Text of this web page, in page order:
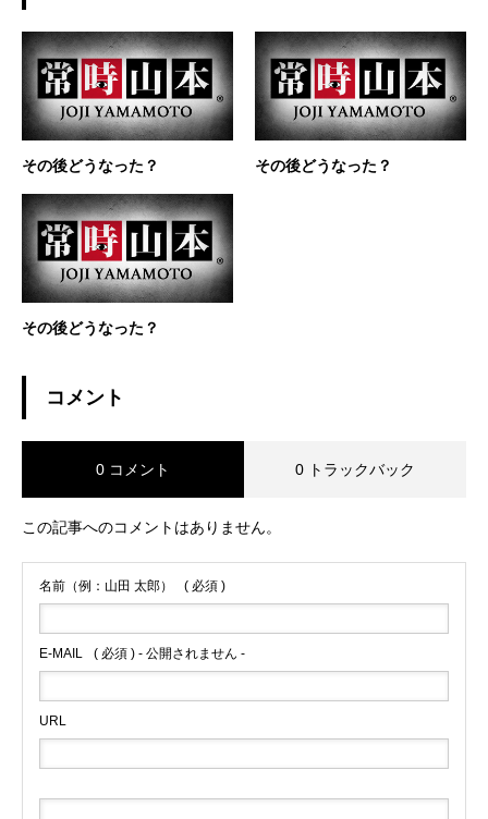
その後どうなった？ その後どうなった？
その後どうなった？
コメント
0 コメント 0 トラックバック
この記事へのコメントはありません。
名前（例：山田 太郎） ( 必須 )
E-MAIL ( 必須 ) - 公開されません -
URL